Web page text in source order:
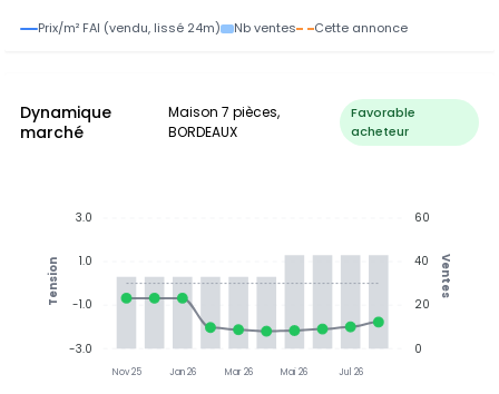
Prix/m² FAI (vendu, lissé 24m) Nb ventes Cette annonce
Dynamique
marché
Maison 7 pièces,
BORDEAUX
Favorable
acheteur
Nov 25 Jan 26 Mar 26 Mai 26 Jul 26
60
40
20
0
Ventes
3.0
1.0
-1.0
-3.0
Tension